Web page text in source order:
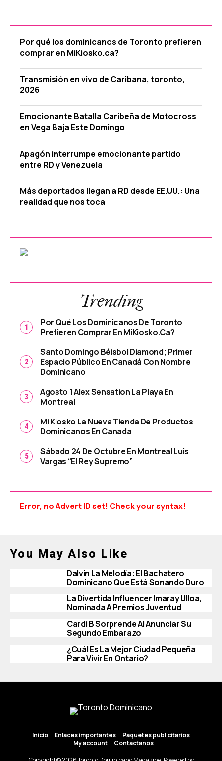
Por qué los dominicanos de Toronto prefieren
comprar en MiKiosko.ca?
Transmisión en vivo de Caribana, toronto,
2026
Emocionante Batalla Caribeña de Motocross
en Vega Baja Este Domingo
Apagón interrumpe emocionante partido
entre RD y Venezuela
Más deportados llegan a RD desde EE.UU.: Una
realidad que nos toca
Trending
Por Qué Los Dominicanos De Toronto
Prefieren Comprar En MiKiosko.ca?
Santo Domingo Béisbol Diamond; Primer
Espacio Público En Canadá Con Nombre
Dominicano
Agosto 1 Alex Sensation La Playa En
Montreal
Mi Kiosko La Nueva Tienda De Productos
Dominicanos En Canada
Sábado 24 De Octubre En Montreal Luis
Vargas “El Rey Supremo”
Error, no Advert ID set! Check your syntax!
You May Also Like
Dalvin La Melodía: El Bachatero
Dominicano Que Está Sonando Duro
La Divertida Influencer Imaray Ulloa,
Nominada A Premios Juventud
Cardi B Sorprende Al Anunciar Su
Segundo Embarazo
¿Cuál Es La Mejor Ciudad Pequeña
Para Vivir En Ontario?
Inicio Enlaces importantes
Paquetes publicitarios
My account
Contactanos